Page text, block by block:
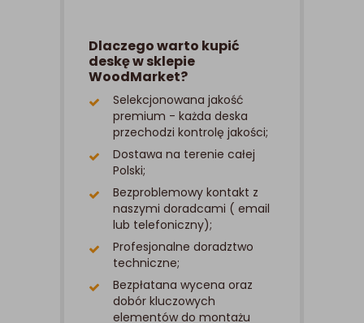
Dlaczego warto kupić
deskę w sklepie
WoodMarket?
Selekcjonowana jakość
premium - każda deska
przechodzi kontrolę jakości;
Dostawa na terenie całej
Polski;
Bezproblemowy kontakt z
naszymi doradcami ( email
lub telefoniczny);
Profesjonalne doradztwo
techniczne;
Bezpłatana wycena oraz
dobór kluczowych
elementów do montażu